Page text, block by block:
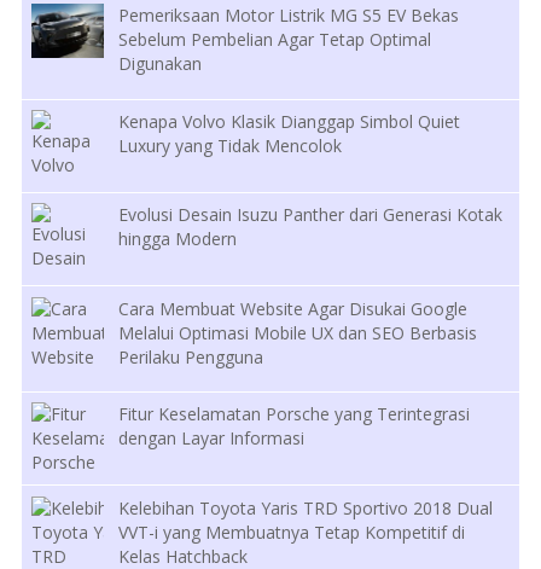
Pemeriksaan Motor Listrik MG S5 EV Bekas
Sebelum Pembelian Agar Tetap Optimal
Digunakan
Kenapa Volvo Klasik Dianggap Simbol Quiet
Luxury yang Tidak Mencolok
Evolusi Desain Isuzu Panther dari Generasi Kotak
hingga Modern
Cara Membuat Website Agar Disukai Google
Melalui Optimasi Mobile UX dan SEO Berbasis
Perilaku Pengguna
Fitur Keselamatan Porsche yang Terintegrasi
dengan Layar Informasi
Kelebihan Toyota Yaris TRD Sportivo 2018 Dual
VVT-i yang Membuatnya Tetap Kompetitif di
Kelas Hatchback